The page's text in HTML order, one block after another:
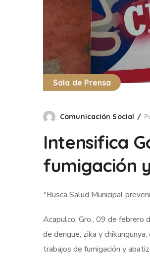
Sala de Prensa
Comunicación Social
Intensifica
fumigación
*Busca Salud Municipal
Acapulco, Gro., 09 de
de dengue, zika y
trabajos de fumigación y